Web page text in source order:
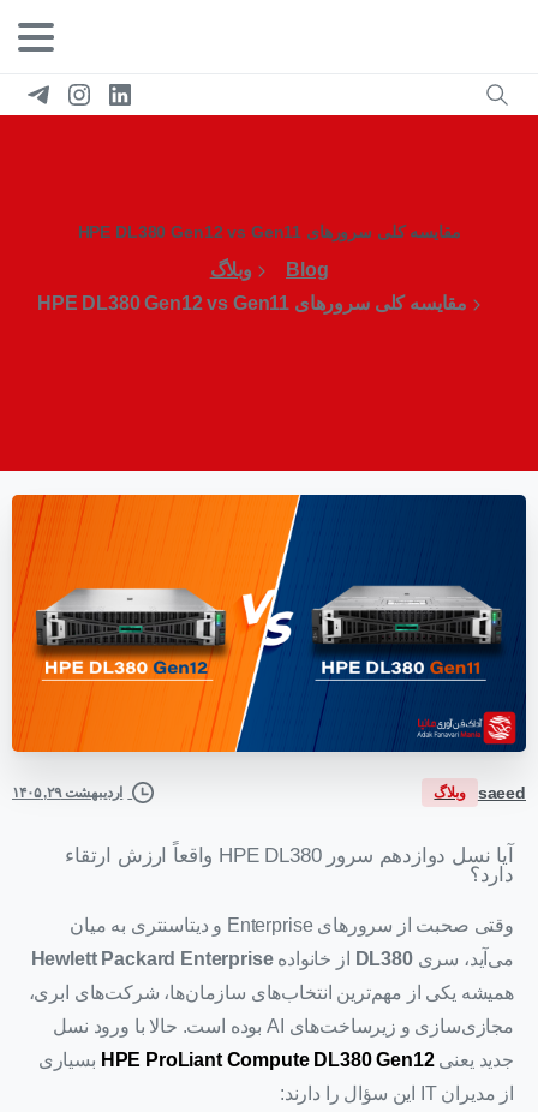
مقایسه کلی سرورهای HPE DL380 Gen12 vs Gen11
Blog
وبلاگ
مقایسه کلی سرورهای HPE DL380 Gen12 vs Gen11
saeed وبلاگ اردیبهشت ۲۹, ۱۴۰۵
آیا نسل دوازدهم سرور HPE DL380 واقعاً ارزش ارتقاء
دارد؟
وقتی صحبت از سرورهای Enterprise و دیتاسنتری به میان
می‌آید، سریDL380 از خانواده ‌Hewlett Packard Enterprise
همیشه یکی از مهم‌ترین انتخاب‌های سازمان‌ها، شرکت‌های ابری،
مجازی‌سازی و زیرساخت‌های AI بوده است. حالا با ورود نسل
جدید یعنی
HPE ProLiant Compute DL380 Gen12
بسیاری
از مدیران IT این سؤال را دارند: